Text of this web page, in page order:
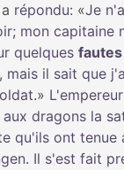
a répondu: «Je
; mon capitaine
quelques fautes
, mais il sait que
.» L'empereur
aux dragons la
qu'ils ont tenue
. Il s'est fait